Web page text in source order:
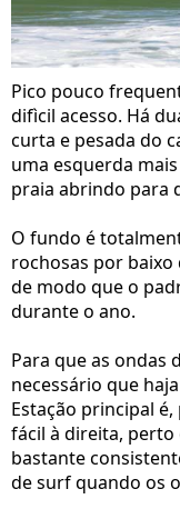
Pico pouco
difìcil acesso. Há
curta e pesada do
uma esquerda
praia abrindo para
O fundo é
rochosas por baixo
de modo que o
durante o ano.
Para que as ondas
necessário que
Estação principal
fácil à direita, perto
bastante
de surf quando os